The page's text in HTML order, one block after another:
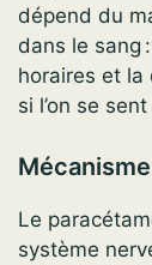
dépend du
dans le sang
horaires et la
si l’on se
Le
système